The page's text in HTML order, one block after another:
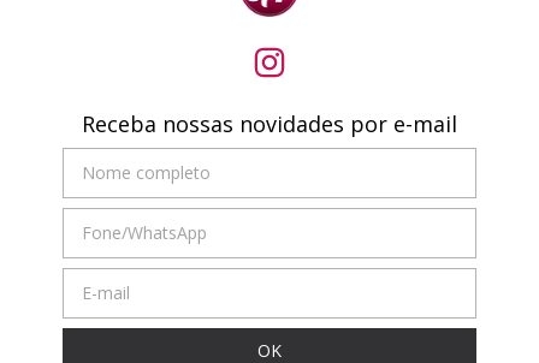
Receba nossas novidades por e-mail